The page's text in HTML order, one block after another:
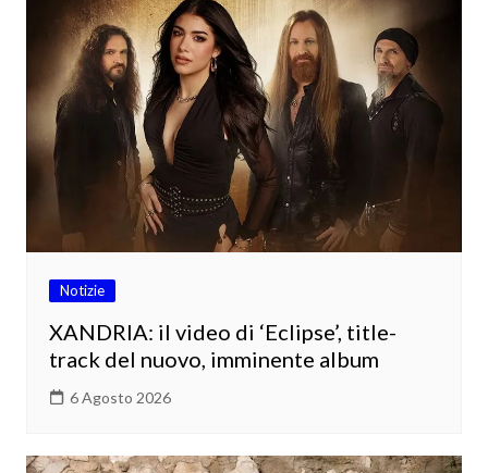
Notizie
XANDRIA: il video di ‘Eclipse’, title-
track del nuovo, imminente album
6 Agosto 2026